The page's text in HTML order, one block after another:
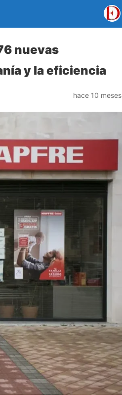
nuevas
y la eficiencia
hace 10 meses